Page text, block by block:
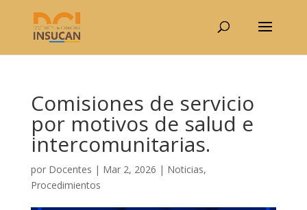
Comisiones de servicio
por motivos de salud e
intercomunitarias.
por Docentes | Mar 2, 2026 | Noticias,
Procedimientos